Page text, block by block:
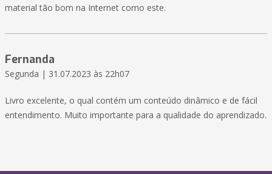
material tão bom na Internet como este.
Fernanda
Segunda | 31.07.2023 às 22h07
Livro excelente, o qual contém um conteúdo dinâmico e de fácil
entendimento. Muito importante para a qualidade do aprendizado.